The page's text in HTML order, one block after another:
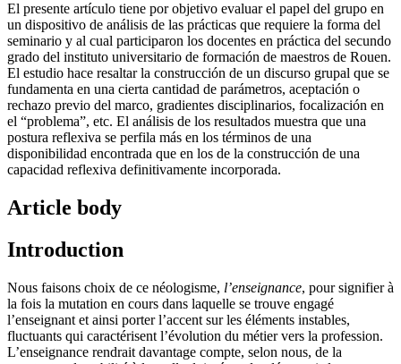
El presente artículo tiene por objetivo evaluar el papel del grupo en
un dispositivo de análisis de las prácticas que requiere la forma del
seminario y al cual participaron los docentes en práctica del secundo
grado del instituto universitario de formación de maestros de Rouen.
El estudio hace resaltar la construcción de un discurso grupal que se
fundamenta en una cierta cantidad de parámetros, aceptación o
rechazo previo del marco, gradientes disciplinarios, focalización en
el “problema”, etc. El análisis de los resultados muestra que una
postura reflexiva se perfila más en los términos de una
disponibilidad encontrada que en los de la construcción de una
capacidad reflexiva definitivamente incorporada.
Article body
Introduction
Nous faisons choix de ce néologisme, l’enseignance, pour signifier à
la fois la mutation en cours dans laquelle se trouve engagé
l’enseignant et ainsi porter l’accent sur les éléments instables,
fluctuants qui caractérisent l’évolution du métier vers la profession.
L’enseignance rendrait davantage compte, selon nous, de la